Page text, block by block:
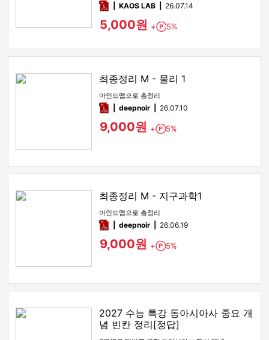
pdfKAOS LAB 26.07.14
5,000원 + Point
5%
최종정리 M - 물리 1
마인드맵으로 총정리
pdfdeepnoir 26.07.10
9,000원 + Point
5%
최종정리 M - 지구과학1
마인드맵으로 총정리
pdfdeepnoir 26.06.19
9,000원 + Point
5%
2027 수능 특강 동아시아사 중요 개
념 빈칸 정리[정답]